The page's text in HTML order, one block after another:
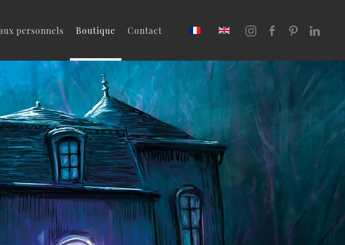
personnels Boutique Contact